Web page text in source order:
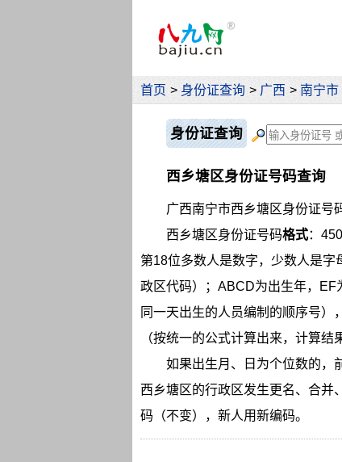
首页 > 身份证查询 > 广西 > 南宁市
身份证查询
西乡塘区身份证号码查询
广西南宁市西乡塘区身份证号
西乡塘区身份证号码格式：
第18位多数人是数字，少数人是字
政区代码）；ABCD为出生年，
同一天出生的人员编制的顺序号
（按统一的公式计算出来，计算结
如果出生月、日为个位数的，
西乡塘区的行政区发生更名、合并
码（不变），新人用新编码。